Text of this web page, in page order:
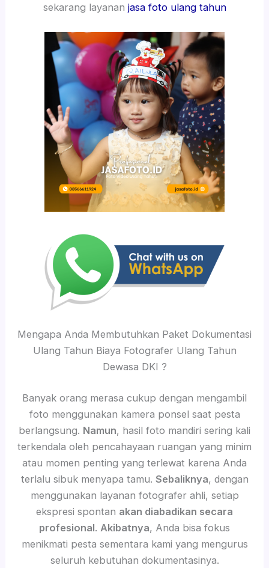
sekarang layanan jasa foto ulang tahun
Mengapa Anda Membutuhkan Paket Dokumentasi
Ulang Tahun Biaya Fotografer Ulang Tahun
Dewasa DKI ?
Banyak orang merasa cukup dengan mengambil
foto menggunakan kamera ponsel saat pesta
berlangsung. Namun, hasil foto mandiri sering kali
terkendala oleh pencahayaan ruangan yang minim
atau momen penting yang terlewat karena Anda
terlalu sibuk menyapa tamu. Sebaliknya, dengan
menggunakan layanan fotografer ahli, setiap
ekspresi spontan akan diabadikan secara
profesional. Akibatnya, Anda bisa fokus
menikmati pesta sementara kami yang mengurus
seluruh kebutuhan dokumentasinya.